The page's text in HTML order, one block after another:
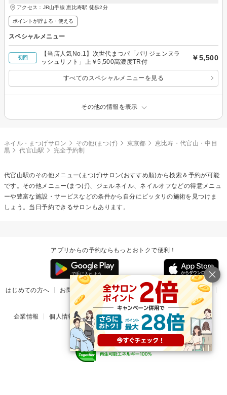
アクセス：JR山手線 恵比寿駅 徒歩2分
ポイントが貯まる・使える
スペシャルメニュー
初回
【当店人気No.1】次世代まつパ「パリジェンヌラ
ッシュリフト」上￥5,500高濃度TR付
￥5,500
すべてのスペシャルメニューを見る
その他の情報を表示
ネイル・まつげサロン その他(まつげ) 東京都
恵比寿・代官山・中目
黒
代官山駅 完全予約制
代官山駅のその他メニュー(まつげ)サロン(おすすめ順)から検索＆予約が可能
です。その他メニュー(まつげ)、ジェルネイル、ネイルオフなどの得意メニュ
ーや豊富な施設・サービスなどの条件から自分にピッタリの施術を見つけま
しょう。当日予約できるサロンもあります。
アプリからの予約ならもっとおトクで便利！
はじめての方へ お問い合わせ ヘルプ リリース情報
利用規約
掲載ご希望のサロン様
企業情報 個人情報保護方針 楽天のサービス一覧 アプリ一覧
© Rakuten Group, Inc.